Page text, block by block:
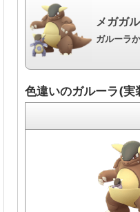
メガガ
ガルーラ
色違いのガルーラ(実